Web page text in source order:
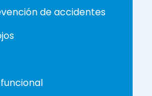
de accidentes